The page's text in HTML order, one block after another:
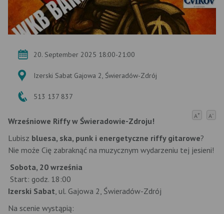
20. September 2025 18:00-21:00
Izerski Sabat Gajowa 2, Świeradów-Zdrój
513 137 837
A+ A-
Wrześniowe Riffy w Świeradowie-Zdroju!
Lubisz bluesa, ska, punk i energetyczne riffy gitarowe?
Nie może Cię zabraknąć na muzycznym wydarzeniu tej jesieni!
Sobota, 20 września
Start: godz. 18:00
Izerski Sabat, ul. Gajowa 2, Świeradów-Zdrój
Na scenie wystąpią: